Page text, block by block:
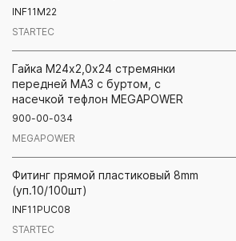
INF11M22
STARTEC
Гайка М24х2,0х24 стремянки
передней МАЗ с буртом, с
насечкой тефлон MEGAPOWER
900-00-034
MEGAPOWER
Фитинг прямой пластиковый 8mm
(уп.10/100шт)
INF11PUC08
STARTEC